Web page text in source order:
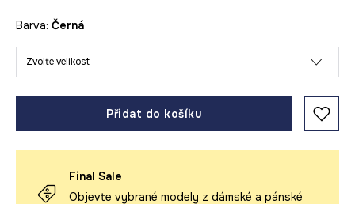
Barva: černá
Zvolte velikost
Přidat do košíku
Final Sale
Objevte vybrané modely z dámské a pánské